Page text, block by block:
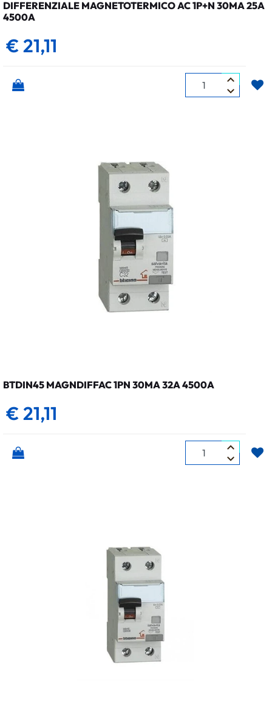
DIFFERENZIALE MAGNETOTERMICO AC 1P+N 30MA 25A
4500A
€ 21,11
Quantità
BTDIN45 MAGNDIFFAC 1PN 30MA 32A 4500A
€ 21,11
Quantità